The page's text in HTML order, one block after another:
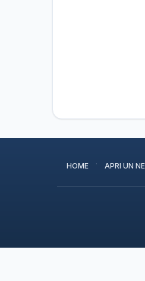
HOME · APRI UN